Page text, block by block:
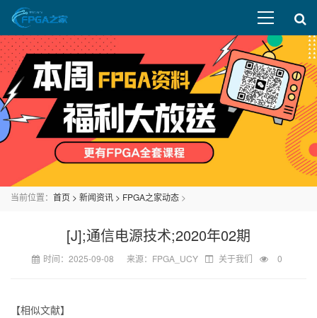
当前位置： 首页 > 新闻资讯 > FPGA之家动态 >
[J];通信电源技术;2020年02期
时间：2025-09-08 来源：FPGA_UCY 关于我们 0
【相似文献】